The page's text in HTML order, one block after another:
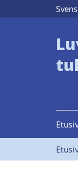
Hyppää sisältöön